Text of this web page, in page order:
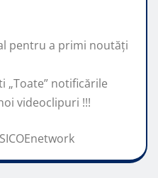
pentru a primi noutăţi
„Toate” notificările
videoclipuri !!!